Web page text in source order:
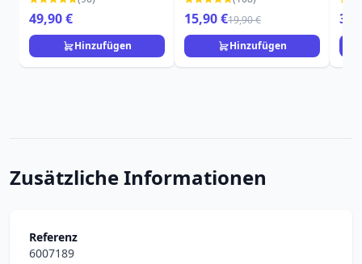
49,90 €
Hinzufügen
15,90 €19,90 €
Hinzufügen
Zusätzliche Informationen
Referenz
6007189